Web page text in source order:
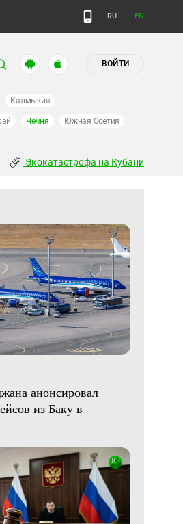
RU EN
ВОЙТИ
Калмыкия
Чечня Южная Осетия
Экокатастрофа на Кубани
анонсировал
из Баку в